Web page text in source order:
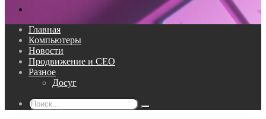
Главная
Компьютеры
Новости
Продвижение и СЕО
Разное
Досуг
Поиск...